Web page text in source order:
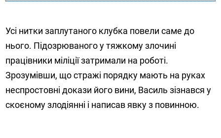
Усі нитки заплутаного клубка повели саме до
нього. Підозрюваного у тяжкому злочині
працівники міліції затримали на роботі.
Зрозумівши, що стражі порядку мають на руках
неспростовні докази його вини, Василь зізнався у
скоєному злодіянні і написав явку з повинною.